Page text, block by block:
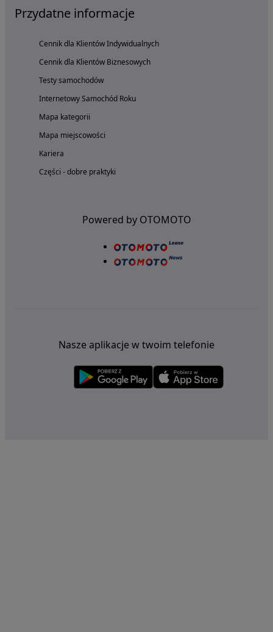
Przydatne informacje
Cennik dla Klientów Indywidualnych
Cennik dla Klientów Biznesowych
Testy samochodów
Internetowy Samochód Roku
Mapa kategorii
Mapa miejscowości
Kariera
Części - dobre praktyki
Powered by OTOMOTO
Nasze aplikacje w twoim telefonie